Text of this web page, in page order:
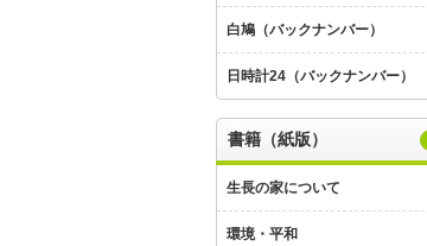
白鳩（バックナンバー）
日時計24（バックナンバー）
書籍（紙版）
生長の家について
環境・平和